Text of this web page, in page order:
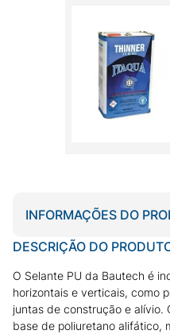
INFORMAÇÕES DO
DESCRIÇÃO DO
O Selante PU da Bautech é
horizontais e verticais, como
juntas de construção e alívio.
base de poliuretano alifático,